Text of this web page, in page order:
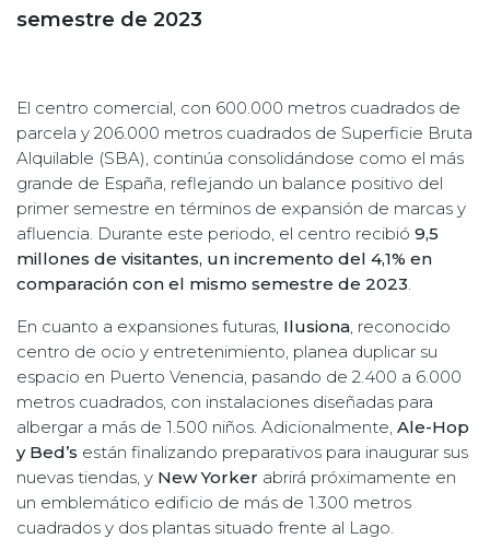
semestre de 2023
El centro comercial, con 600.000 metros cuadrados de
parcela y 206.000 metros cuadrados de Superficie Bruta
Alquilable (SBA), continúa consolidándose como el más
grande de España, reflejando un balance positivo del
primer semestre en términos de expansión de marcas y
afluencia. Durante este periodo, el centro recibió 9,5
millones de visitantes, un incremento del 4,1% en
comparación con el mismo semestre de 2023.
En cuanto a expansiones futuras, Ilusiona, reconocido
centro de ocio y entretenimiento, planea duplicar su
espacio en Puerto Venencia, pasando de 2.400 a 6.000
metros cuadrados, con instalaciones diseñadas para
albergar a más de 1.500 niños. Adicionalmente, Ale-Hop
y Bed’s están finalizando preparativos para inaugurar sus
nuevas tiendas, y New Yorker abrirá próximamente en
un emblemático edificio de más de 1.300 metros
cuadrados y dos plantas situado frente al Lago.